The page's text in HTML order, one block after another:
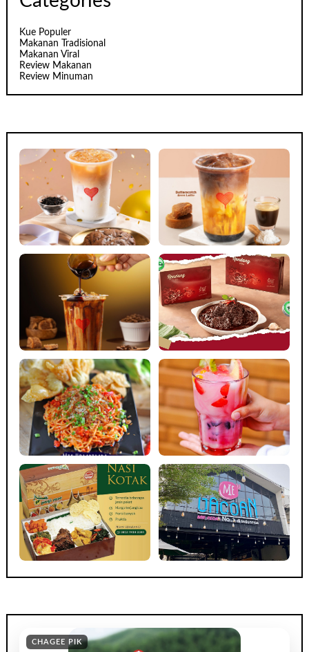
Kue Populer
Makanan Tradisional
Makanan Viral
Review Makanan
Review Minuman
CHAGEE PIK